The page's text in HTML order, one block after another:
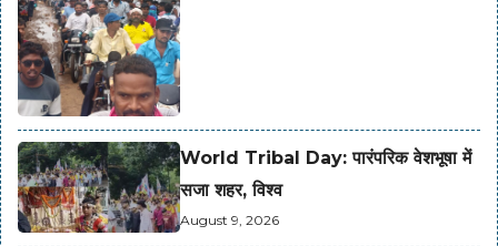
World Tribal Day: पारंपरिक वेशभूषा में
सजा शहर, विश्व
August 9, 2026